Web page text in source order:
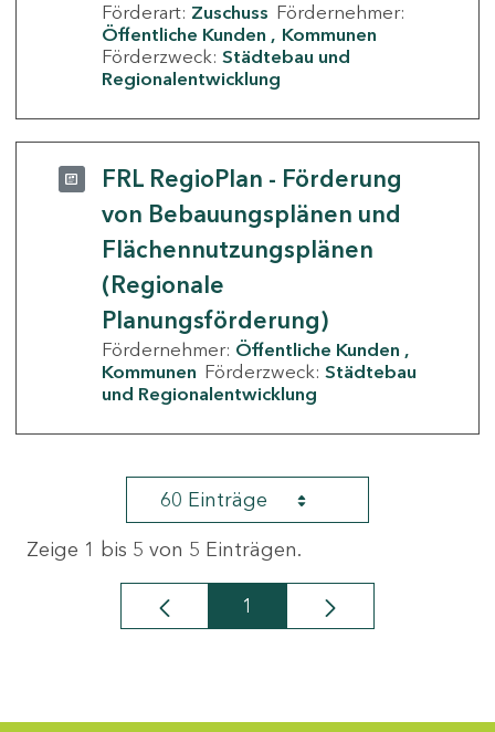
Förderart: Zuschuss Fördernehmer:
Öffentliche Kunden
Kommunen
Förderzweck: Städtebau und
Regionalentwicklung
FRL RegioPlan - Förderung
von Bebauungsplänen und
Flächennutzungsplänen
(Regionale
Planungsförderung)
Fördernehmer: Öffentliche Kunden
Kommunen Förderzweck: Städtebau
und Regionalentwicklung
60 Einträge
Zeige 1 bis 5 von 5 Einträgen.
Seite
1